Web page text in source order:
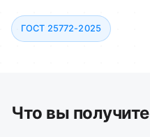
ГОСТ 25772-2025
Что вы получите